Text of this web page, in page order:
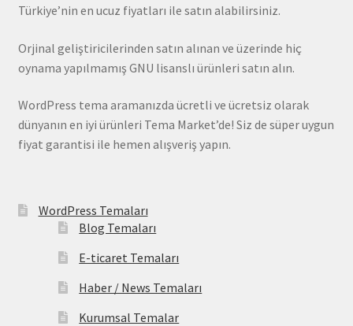
Türkiye’nin en ucuz fiyatları ile satın alabilirsiniz.
Orjinal geliştiricilerinden satın alınan ve üzerinde hiç
oynama yapılmamış GNU lisanslı ürünleri satın alın.
WordPress tema aramanızda ücretli ve ücretsiz olarak
dünyanın en iyi ürünleri Tema Market’de! Siz de süper uygun
fiyat garantisi ile hemen alışveriş yapın.
WordPress Temaları
Blog Temaları
E-ticaret Temaları
Haber / News Temaları
Kurumsal Temalar